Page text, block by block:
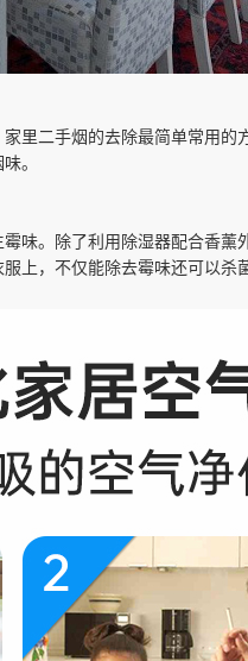
里二手烟的去除最简单常用
。
。除了利用除湿器配合香薰
上，不仅能除去霉味还可以杀